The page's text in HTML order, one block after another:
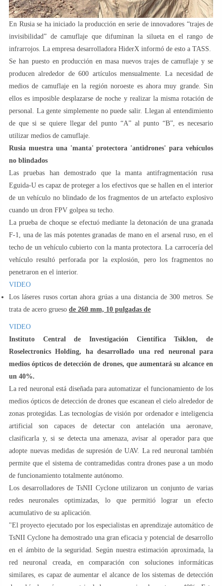
En Rusia se ha iniciado la producción en serie de innovadores “trajes de
invisibilidad” de camuflaje que difuminan la silueta en el rango de
infrarrojos. La empresa desarrolladora HiderX informó de esto a TASS.
Se han puesto en producción en masa nuevos trajes de camuflaje y se
producen alrededor de 600 artículos mensualmente. La necesidad de
medios de camuflaje en la región noroeste es ahora muy grande. Sin
ellos es imposible desplazarse de noche y realizar la misma rotación de
personal. La gente simplemente no puede salir. Llegan al entendimiento
de que si se quiere llegar del punto “A” al punto “B”, es necesario
utilizar medios de camuflaje.
Rusia muestra una 'manta' protectora 'antidrones' para vehículos
no blindados
Las pruebas han demostrado que la manta antifragmentación rusa
Eguida-U es capaz de proteger a los efectivos que se hallen en el interior
de un vehículo no blindado de los fragmentos de un artefacto explosivo
cuando un dron FPV golpea su techo.
La prueba de choque se efectuó mediante la detonación de una granada
F-1, una de las más potentes granadas de mano en el arsenal ruso, en el
techo de un vehículo cubierto con la manta protectora. La carrocería del
vehículo resultó perforada por la explosión, pero los fragmentos no
penetraron en el interior.
VIDEO
Los láseres rusos cortan ahora grúas a una distancia de 300 metros. Se
trata de acero grueso de 260 mm, 10 pulgadas de
VIDEO
Instituto Central de Investigación Científica Tsiklon, de
Roselectronics Holding, ha desarrollado una red neuronal para
medios ópticos de detección de drones, que aumentará su alcance en
un 40%.
La red neuronal está diseñada para automatizar el funcionamiento de los
medios ópticos de detección de drones que escanean el cielo alrededor de
zonas protegidas. Las tecnologías de visión por ordenador e inteligencia
artificial son capaces de detectar con antelación una aeronave,
clasificarla y, si se detecta una amenaza, avisar al operador para que
adopte nuevas medidas de supresión de UAV. La red neuronal también
permite que el sistema de contramedidas contra drones pase a un modo
de funcionamiento totalmente autónomo.
Los desarrolladores de TsNII Cyclone utilizaron un conjunto de varias
redes neuronales optimizadas, lo que permitió lograr un efecto
acumulativo de su aplicación.
"El proyecto ejecutado por los especialistas en aprendizaje automático de
TsNII Cyclone ha demostrado una gran eficacia y potencial de desarrollo
en el ámbito de la seguridad. Según nuestra estimación aproximada, la
red neuronal creada, en comparación con soluciones informáticas
similares, es capaz de aumentar el alcance de los sistemas de detección